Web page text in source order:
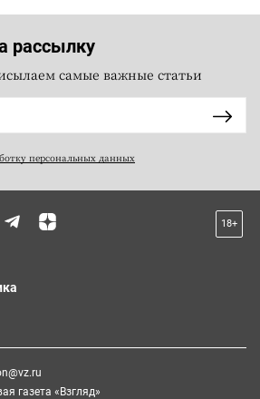
рассылку
самые важные статьи
персональных данных
18+
газета «Взгляд»